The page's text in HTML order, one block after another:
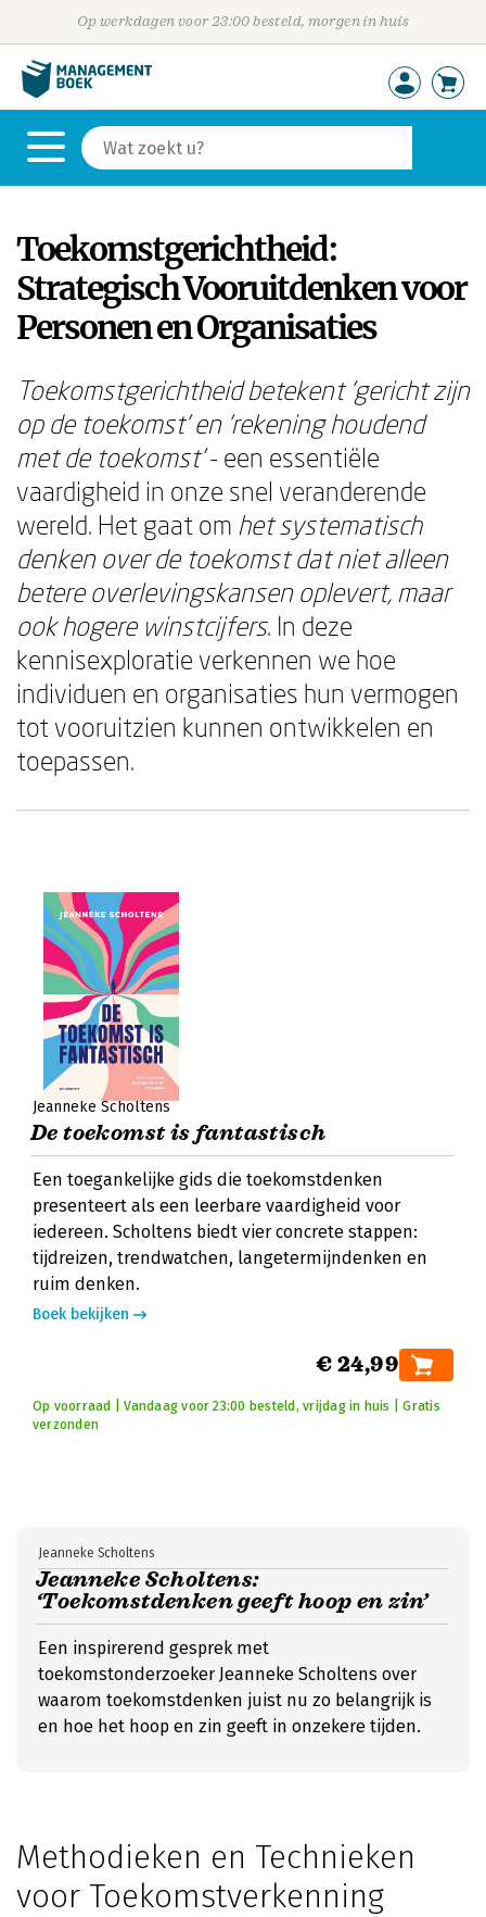
Op werkdagen voor 23:00 besteld, morgen in huis
Toekomstgerichtheid:
Strategisch Vooruitdenken voor
Personen en Organisaties
Toekomstgerichtheid betekent 'gericht zijn
op de toekomst' en 'rekening houdend
met de toekomst'- een essentiële
vaardigheid in onze snel veranderende
wereld. Het gaat om het systematisch
denken over de toekomst dat niet alleen
betere overlevingskansen oplevert, maar
ook hogere winstcijfers. In deze
kennisexploratie verkennen we hoe
individuen en organisaties hun vermogen
tot vooruitzien kunnen ontwikkelen en
toepassen.
Jeanneke Scholtens
De toekomst is fantastisch
Een toegankelijke gids die toekomstdenken
presenteert als een leerbare vaardigheid voor
iedereen. Scholtens biedt vier concrete stappen:
tijdreizen, trendwatchen, langetermijndenken en
ruim denken.
Boek bekijken
€ 24,99
Op voorraad | Vandaag voor 23:00 besteld, vrijdag in huis | Gratis
verzonden
Jeanneke Scholtens:
‘Toekomstdenken geeft hoop en zin’
Jeanneke Scholtens
Een inspirerend gesprek met
toekomstonderzoeker Jeanneke Scholtens over
waarom toekomstdenken juist nu zo belangrijk is
en hoe het hoop en zin geeft in onzekere tijden.
Methodieken en Technieken
voor Toekomstverkenning